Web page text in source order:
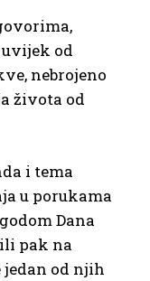
od
nebrojeno
života od
i tema
u porukama
Dana
pak na
od njih